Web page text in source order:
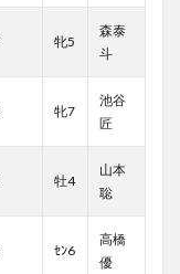
牝5
森泰
斗
牝7
池谷
匠
牡4
山本
聡
ｾﾝ6
高橋
優